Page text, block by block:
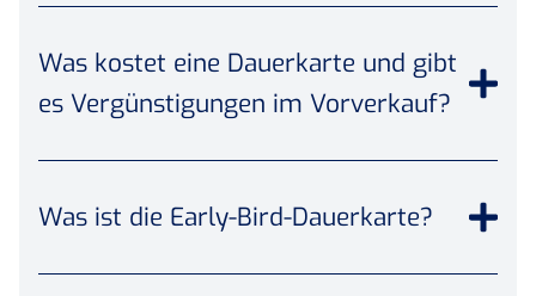
Was kostet eine Dauerkarte und gibt
es Vergünstigungen im Vorverkauf?
Was ist die Early-Bird-Dauerkarte?